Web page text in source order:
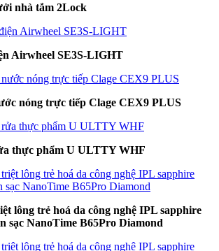
nhà tắm 2Lock
Airwheel SE3S-LIGHT
nóng trực tiếp Clage CEX9 PLUS
thực phẩm U ULTTY WHF
lông trẻ hoá da công nghệ IPL sapphire
sạc NanoTime B65Pro Diamond